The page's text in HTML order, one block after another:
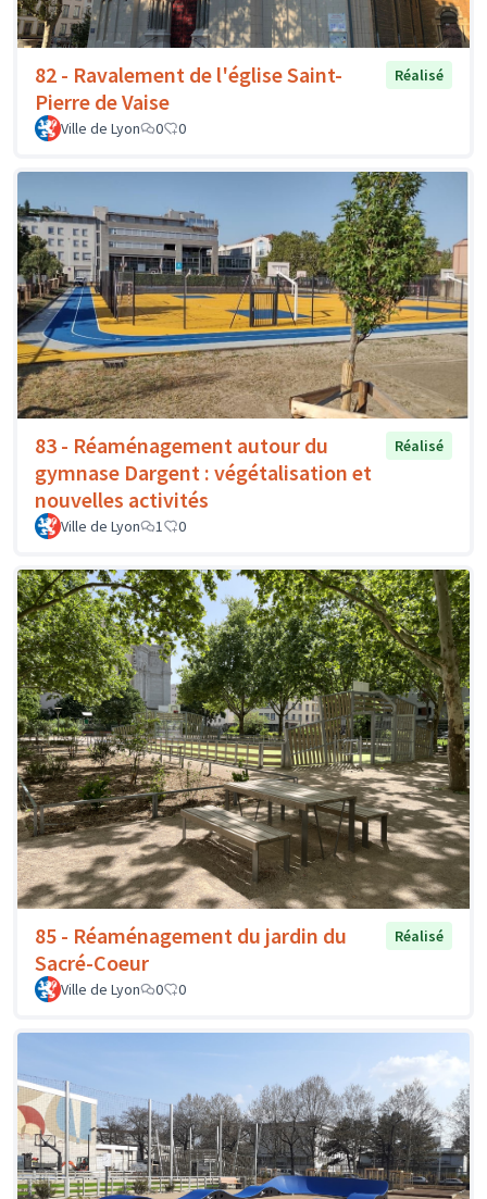
82 - Ravalement de l'église Saint-
Pierre de Vaise
Réalisé
Ville de Lyon 0 0
83 - Réaménagement autour du
gymnase Dargent : végétalisation et
nouvelles activités
Réalisé
Ville de Lyon 1 0
85 - Réaménagement du jardin du
Sacré-Coeur
Réalisé
Ville de Lyon 0 0